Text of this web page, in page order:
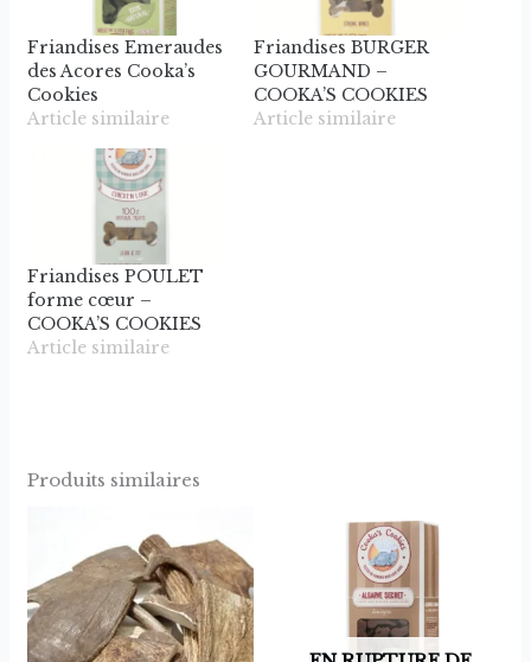
Friandises Emeraudes
des Acores Cooka’s
Cookies
Article similaire
Friandises BURGER
GOURMAND –
COOKA’S COOKIES
Article similaire
Friandises POULET
forme cœur –
COOKA’S COOKIES
Article similaire
Produits similaires
prix :
10,99 €
à
29,99 €
a
plusieurs
variations.